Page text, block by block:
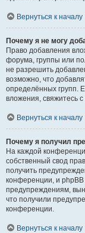
Вернуться к началу
Почему я не могу
Право добавления
форума, группы или
не разрешить
возможно, что
определённых групп.
вложения, свяжитесь
Вернуться к началу
Почему я получил
На каждой
собственный свод
получить
конференции, и
предупреждениям,
что получили
конференции.
Вернуться к началу